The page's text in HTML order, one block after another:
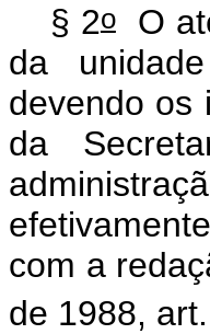
§ 2oO
da
devendo os
da
com a
de 1988,